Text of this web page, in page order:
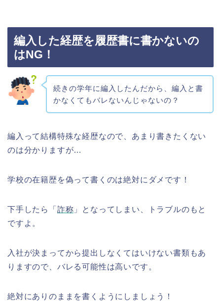
編入した経歴を履歴書に書かないの
はNG！
続きの学年に編入したんだから、編入と書
かなくてもバレないんじゃないの？
編入って結構特殊な経歴なので、あまり書きたくない
のは分かりますが…
学校の在籍歴を偽って書くのは絶対にダメです！
下手したら「 詐称 」となってしまい、トラブルのもと
ですよ。
入社が決まってから提出しなくてはいけない書類もあ
りますので、バレる可能性は高いです。
絶対にありのままを書くようにしましょう！